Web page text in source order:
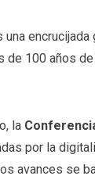
una
de 100 años
la
por la
avances se